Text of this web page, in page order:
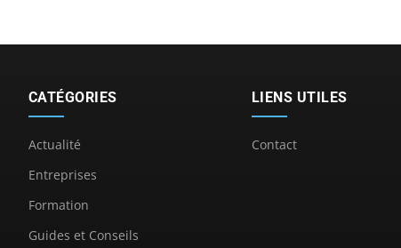
CATÉGORIES
Actualité
Entreprises
Formation
Guides et Conseils
LIENS UTILES
Contact